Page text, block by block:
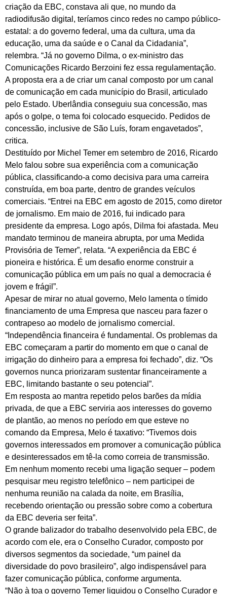
criação da EBC, constava ali que, no mundo da
radiodifusão digital, teríamos cinco redes no campo público-
estatal: a do governo federal, uma da cultura, uma da
educação, uma da saúde e o Canal da Cidadania”,
relembra. “Já no governo Dilma, o ex-ministro das
Comunicações Ricardo Berzoini fez essa regulamentação.
A proposta era a de criar um canal composto por um canal
de comunicação em cada município do Brasil, articulado
pelo Estado. Uberlândia conseguiu sua concessão, mas
após o golpe, o tema foi colocado esquecido. Pedidos de
concessão, inclusive de São Luís, foram engavetados”,
critica.
Destituído por Michel Temer em setembro de 2016, Ricardo
Melo falou sobre sua experiência com a comunicação
pública, classificando-a como decisiva para uma carreira
construída, em boa parte, dentro de grandes veículos
comerciais. “Entrei na EBC em agosto de 2015, como diretor
de jornalismo. Em maio de 2016, fui indicado para
presidente da empresa. Logo após, Dilma foi afastada. Meu
mandato terminou de maneira abrupta, por uma Medida
Provisória de Temer”, relata. “A experiência da EBC é
pioneira e histórica. É um desafio enorme construir a
comunicação pública em um país no qual a democracia é
jovem e frágil”.
Apesar de mirar no atual governo, Melo lamenta o tímido
financiamento de uma Empresa que nasceu para fazer o
contrapeso ao modelo de jornalismo comercial.
“Independência financeira é fundamental. Os problemas da
EBC começaram a partir do momento em que o canal de
irrigação do dinheiro para a empresa foi fechado”, diz. “Os
governos nunca priorizaram sustentar financeiramente a
EBC, limitando bastante o seu potencial”.
Em resposta ao mantra repetido pelos barões da mídia
privada, de que a EBC serviria aos interesses do governo
de plantão, ao menos no período em que esteve no
comando da Empresa, Melo é taxativo: “Tivemos dois
governos interessados em promover a comunicação pública
e desinteressados em tê-la como correia de transmissão.
Em nenhum momento recebi uma ligação sequer – podem
pesquisar meu registro telefônico – nem participei de
nenhuma reunião na calada da noite, em Brasília,
recebendo orientação ou pressão sobre como a cobertura
da EBC deveria ser feita”.
O grande balizador do trabalho desenvolvido pela EBC, de
acordo com ele, era o Conselho Curador, composto por
diversos segmentos da sociedade, “um painel da
diversidade do povo brasileiro”, algo indispensável para
fazer comunicação pública, conforme argumenta.
“Não à toa o governo Temer liquidou o Conselho Curador e